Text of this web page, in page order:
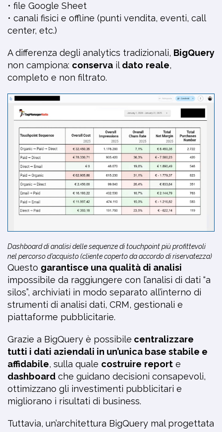
• file Google Sheet
• canali fisici e offline (punti vendita, eventi, call
center, etc.)
A differenza degli analytics tradizionali, BigQuery
non campiona: conserva il dato reale,
completo e non filtrato.
Dashboard di analisi delle sequenze di touchpoint più profittevoli
nel percorso d’acquisto (cliente coperto da accordo di riservatezza)
Questo garantisce una qualità di analisi
impossibile da raggiungere con l’analisi di dati “a
silos”, archiviati in modo separato all’interno di
strumenti di analisi dati, CRM, gestionali e
piattaforme pubblicitarie.
Grazie a BigQuery è possibile centralizzare
tutti i dati aziendali in un’unica base stabile e
affidabile, sulla quale costruire report e
dashboard che guidano decisioni consapevoli,
ottimizzano gli investimenti pubblicitari e
migliorano i risultati di business.
Tuttavia, un’architettura BigQuery mal progettata